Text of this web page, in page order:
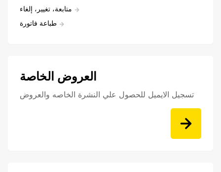
متابعة، تغيير، إلغاء
طباعة فاتورة
العروض الخاصة
تسجيل الايميل للحصول علي النشرة الخاصه والعروض